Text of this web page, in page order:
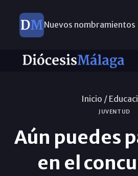
Nuevos nombramientos
Inicio /
JUVENTUD
Aún puedes
en el